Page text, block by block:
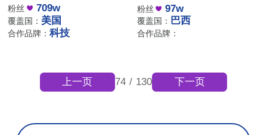
粉丝 709w
覆盖国： 美国
合作品牌：科技
粉丝 97w
覆盖国： 巴西
合作品牌：
74 / 130
上一页 下一页